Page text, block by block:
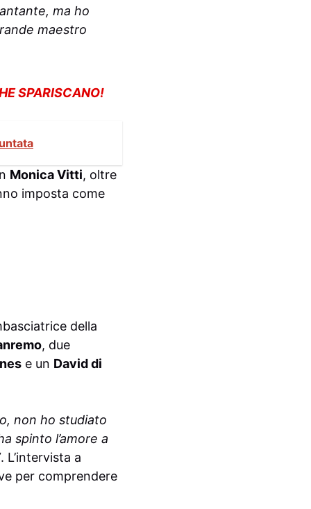
ma ho
maestro
SPARISCANO!
Monica Vitti, oltre
imposta come
della
, due
e un David di
non ho studiato
spinto l’amore a
. L’intervista a
per comprendere